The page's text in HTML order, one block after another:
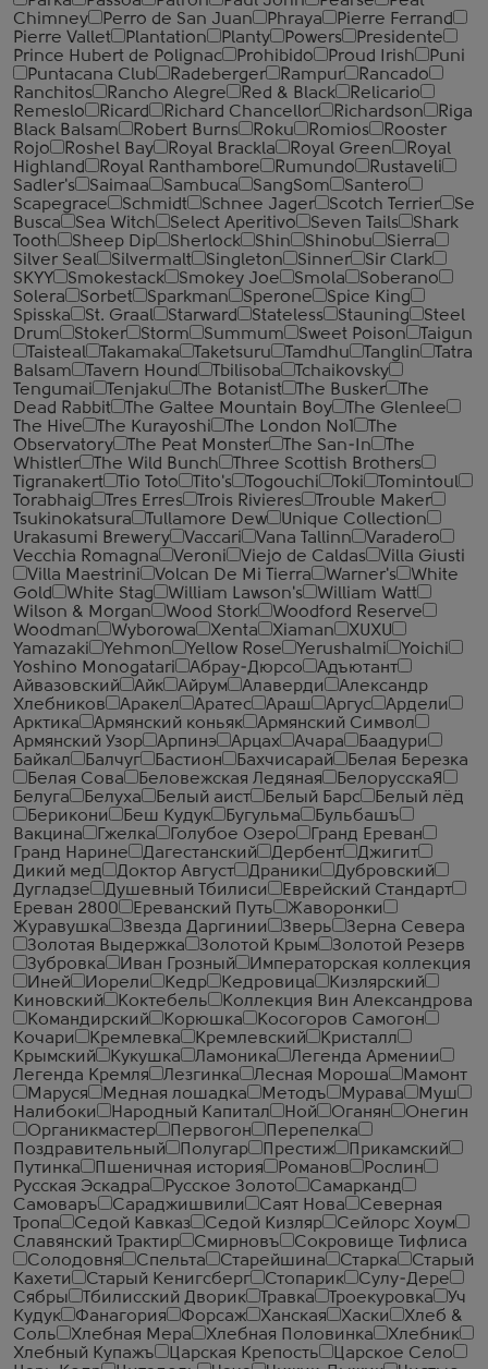
Chimney
Perro de San Juan Phraya
Pierre Ferrand
Pierre Vallet
Plantation Planty Powers
Presidente
Prince Hubert de Polignac
Prohibido Proud Irish
Puni
Puntacana Club
Radeberger Rampur
Rancado
Ranchitos
Rancho Alegre Red & Black
Relicario
Remeslo
Ricard Richard Chancellor Richardson
Riga
Black Balsam
Robert Burns Roku Romios
Rooster
Rojo
Roshel Bay Royal Brackla Royal Green
Royal
Highland
Royal Ranthambore Rumundo
Rustaveli
Sadler's
Saimaa Sambuca SangSom
Santero
Scapegrace
Schmidt Schnee Jager Scotch Terrier
Se
Busca
Sea Witch Select Aperitivo Seven Tails
Shark
Tooth
Sheep Dip Sherlock Shin Shinobu
Sierra
Silver Seal
Silvermalt Singleton Sinner
Sir Clark
SKYY
Smokestack Smokey Joe Smola
Soberano
Solera
Sorbet Sparkman Sperone
Spice King
Spisska
St. Graal Starward Stateless Stauning
Steel
Drum
Stoker Storm Summum Sweet Poison
Taigun
Taisteal
Takamaka Taketsuru Tamdhu Tanglin
Tatra
Balsam
Tavern Hound Tbilisoba
Tchaikovsky
Tengumai
Tenjaku The Botanist The Busker
The
Dead Rabbit
The Galtee Mountain Boy
The Glenlee
The Hive
The Kurayoshi The London №1
The
Observatory
The Peat Monster The San-In
The
Whistler
The Wild Bunch
Three Scottish Brothers
Tigranakert
Tio Toto Tito's Togouchi Toki
Tomintoul
Torabhaig
Tres Erres Trois Rivieres
Trouble Maker
Tsukinokatsura
Tullamore Dew
Unique Collection
Urakasumi Brewery
Vaccari Vana Tallinn
Varadero
Vecchia Romagna
Veroni Viejo de Caldas
Villa Giusti
Villa Maestrini
Volcan De Mi Tierra Warner's
White
Gold
White Stag William Lawson's
William Watt
Wilson & Morgan
Wood Stork
Woodford Reserve
Woodman
Wyborowa Xenta Xiaman
XUXU
Yamazaki
Yehmon Yellow Rose Yerushalmi
Yoichi
Yoshino Monogatari
Абрау-Дюрсо
Адъютант
Айвазовский
Айк Айрум Алаверди
Александр
Хлебников
Аракел Аратес Араш Аргус
Ардели
Арктика
Армянский коньяк
Армянский Символ
Армянский Узор
Арпинэ Арцах Ачара
Баадури
Байкал
Балчуг Бастион Бахчисарай
Белая Березка
Белая Сова
Беловежская Ледяная
БелорусскаЯ
Белуга
Белуха Белый аист Белый Барс
Белый лёд
Берикони
Беш Кудук Бугульма
Бульбашъ
Вакцина
Гжелка Голубое Озеро
Гранд Ереван
Гранд Нарине
Дагестанский Дербент
Джигит
Дикий мед
Доктор Август Драники
Дубровский
Дугладзе
Душевный Тбилиси
Еврейский Стандарт
Ереван 2800
Ереванский Путь
Жаворонки
Журавушка
Звезда Даргинии Зверь
Зерна Севера
Золотая Выдержка
Золотой Крым
Золотой Резерв
Зубровка
Иван Грозный
Императорская коллекция
Иней
Иорели Кедр Кедровица
Кизлярский
Киновский
Коктебель
Коллекция Вин Александрова
Командирский
Корюшка
Косогоров Самогон
Кочари
Кремлевка Кремлевский
Кристалл
Крымский
Кукушка Ламоника
Легенда Армении
Легенда Кремля
Лезгинка Лесная Мороша
Мамонт
Маруся
Медная лошадка Методъ Мурава
Муш
Налибоки
Народный Капитал Ной Оганян
Онегин
Органикмастер
Первогон
Перепелка
Поздравительный
Полугар Престиж
Прикамский
Путинка
Пшеничная история Романов
Рослин
Русская Эскадра
Русское Золото
Самарканд
Самоваръ
Сараджишвили Саят Нова
Северная
Тропа
Седой Кавказ Седой Кизляр
Сейлорс Хоум
Славянский Трактир
Смирновъ
Сокровище Тифлиса
Солодовня
Спельта Старейшина Старка
Старый
Кахети
Старый Кенигсберг Стопарик
Сулу-Дере
Сябры
Тбилисский Дворик Травка Троекуровка
Уч
Кудук
Фанагория Форсаж Ханская Хаски
Хлеб &
Соль
Хлебная Мера Хлебная Половинка
Хлебник
Хлебный Купажъ
Царская Крепость
Царское Село